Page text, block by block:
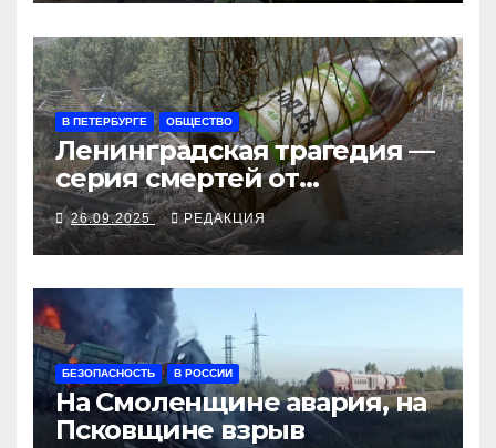
В ПЕТЕРБУРГЕ ОБЩЕСТВО
Ленинградская трагедия —
серия смертей от
алкосуррогата
26.09.2025 РЕДАКЦИЯ
БЕЗОПАСНОСТЬ В РОССИИ
На Смоленщине авария, на
Псковщине взрыв